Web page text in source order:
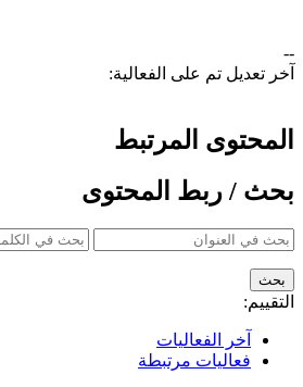
--
آخر تعديل تم على الفعالية:
المحتوى المرتبط
بحث / ربط المحتوى
التقييم:
آخر الفعاليات
فعاليات مرتبطة